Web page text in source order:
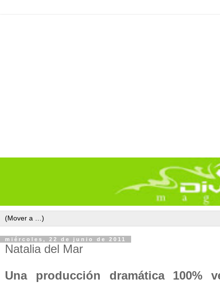
miércoles, 22 de junio de 2011
Natalia del Mar
Una producción dramática 100%